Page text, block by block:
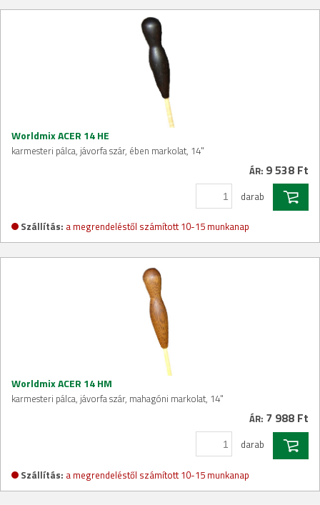
Worldmix ACER 14 HE
karmesteri pálca, jávorfa szár, ében markolat, 14"
ÁR: 9 538 Ft
darab
Szállítás: a megrendeléstől számított 10-15 munkanap
Worldmix ACER 14 HM
karmesteri pálca, jávorfa szár, mahagóni markolat, 14"
ÁR: 7 988 Ft
darab
Szállítás: a megrendeléstől számított 10-15 munkanap